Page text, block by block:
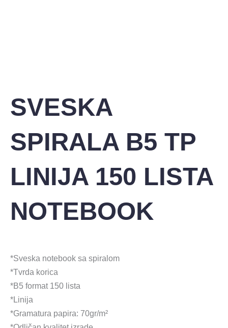
SVESKA
SPIRALA B5 TP
LINIJA 150 LISTA
NOTEBOOK
*Sveska notebook sa spiralom
*Tvrda korica
*B5 format 150 lista
*Linija
*Gramatura papira: 70gr/m²